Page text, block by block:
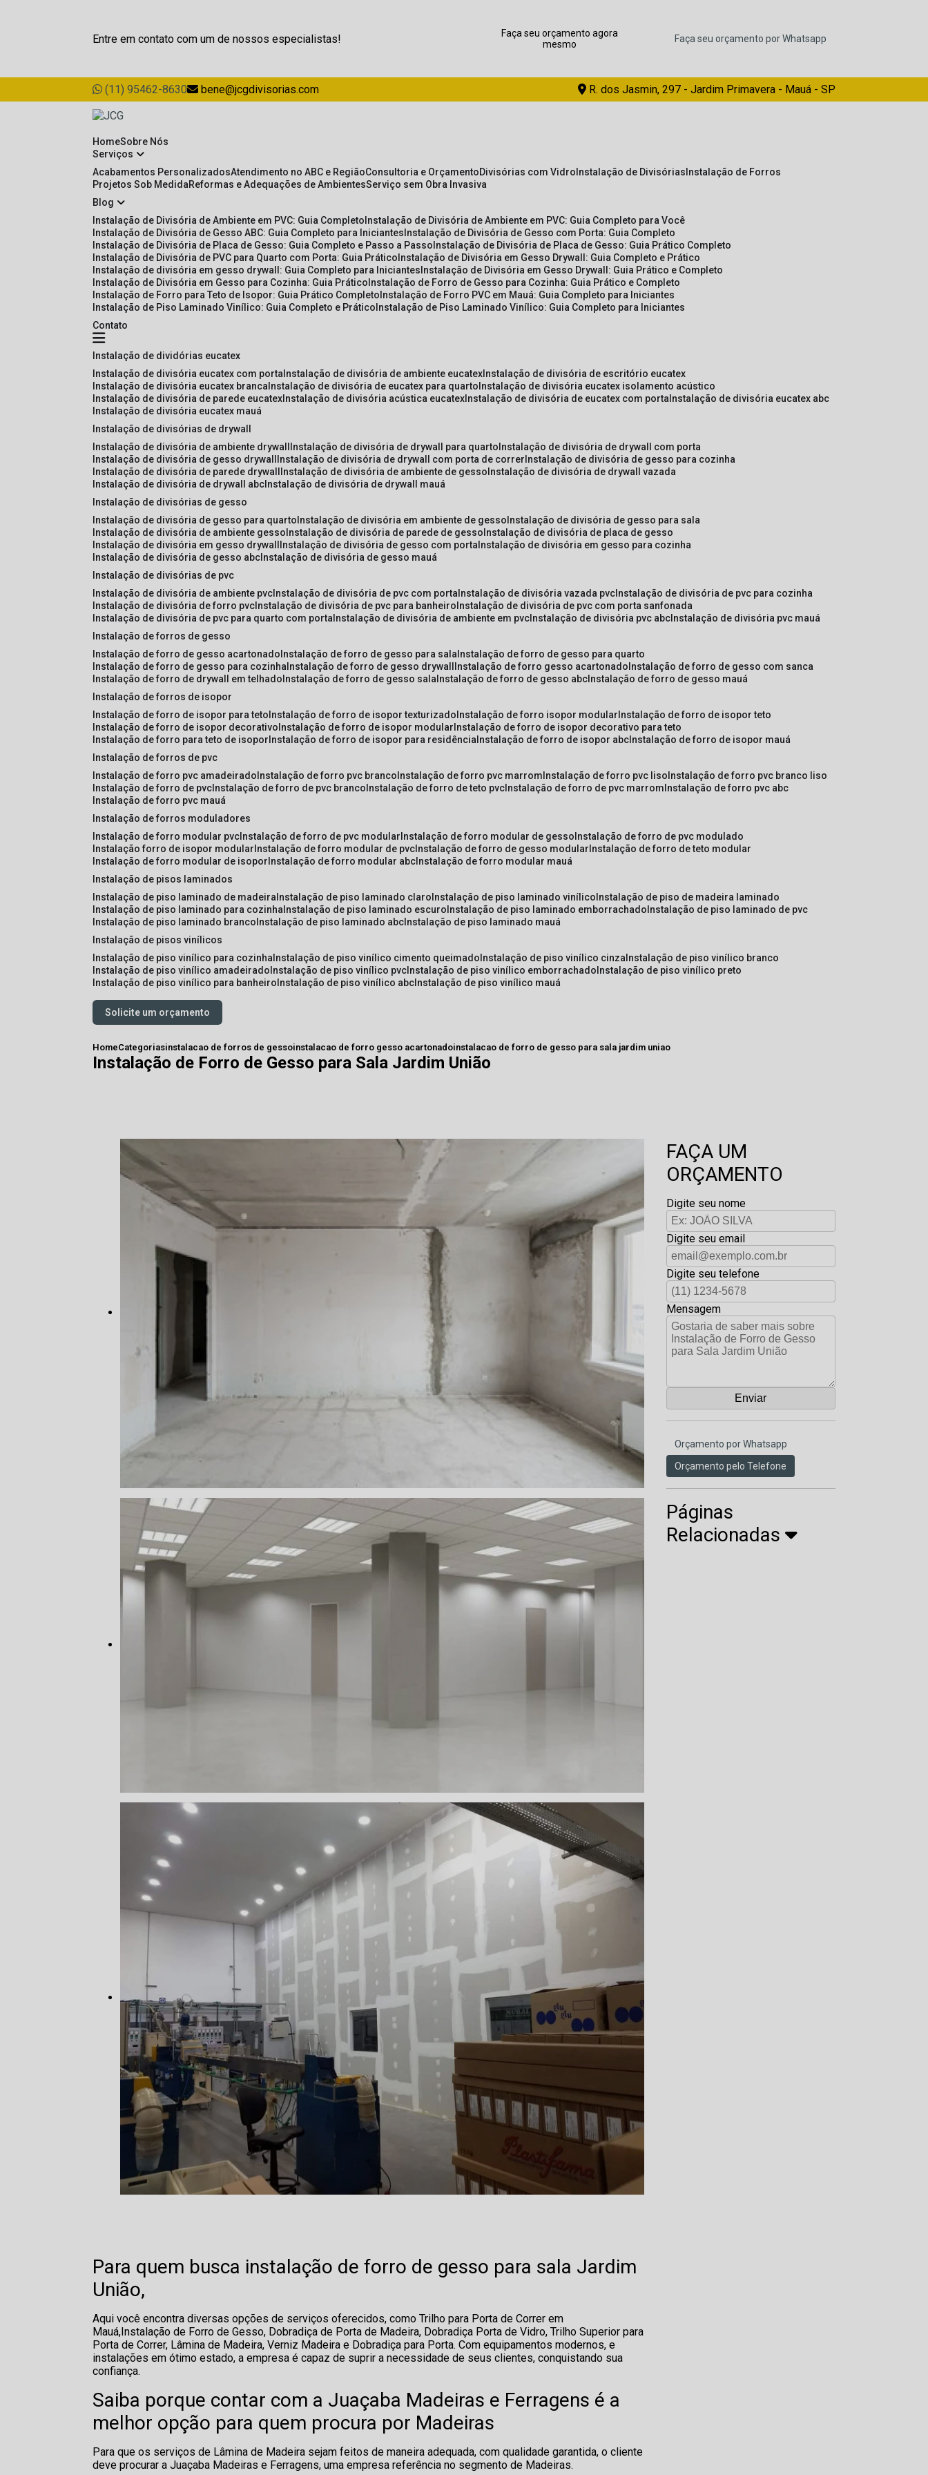
Entre em contato com um de nossos especialistas!
Faça seu orçamento agora
mesmo
Faça seu orçamento por Whatsapp
(11) 95462-8630 bene@jcgdivisorias.com R. dos Jasmin, 297 - Jardim Primavera - Mauá - SP
Home Sobre Nós
Serviços
Acabamentos Personalizados Atendimento no ABC e Região Consultoria e Orçamento Divisórias com Vidro Instalação de Divisórias Instalação de Forros
Projetos Sob Medida
Reformas e Adequações de Ambientes Serviço sem Obra Invasiva
Blog
Instalação de Divisória de Ambiente em PVC: Guia Completo Instalação de Divisória de Ambiente em PVC: Guia Completo para Você
Instalação de Divisória de Gesso ABC: Guia Completo para Iniciantes Instalação de Divisória de Gesso com Porta: Guia Completo
Instalação de Divisória de Placa de Gesso: Guia Completo e Passo a Passo Instalação de Divisória de Placa de Gesso: Guia Prático Completo
Instalação de Divisória de PVC para Quarto com Porta: Guia Prático Instalação de Divisória em Gesso Drywall: Guia Completo e Prático
Instalação de divisória em gesso drywall: Guia Completo para Iniciantes Instalação de Divisória em Gesso Drywall: Guia Prático e Completo
Instalação de Divisória em Gesso para Cozinha: Guia Prático Instalação de Forro de Gesso para Cozinha: Guia Prático e Completo
Instalação de Forro para Teto de Isopor: Guia Prático Completo Instalação de Forro PVC em Mauá: Guia Completo para Iniciantes
Instalação de Piso Laminado Vinílico: Guia Completo e Prático Instalação de Piso Laminado Vinílico: Guia Completo para Iniciantes
Contato
instalação de dividórias eucatex
instalação de divisória eucatex com porta instalação de divisória de ambiente eucatex instalação de divisória de escritório eucatex
instalação de divisória eucatex branca instalação de divisória de eucatex para quarto instalação de divisória eucatex isolamento acústico
instalação de divisória de parede eucatex instalação de divisória acústica eucatex instalação de divisória de eucatex com porta instalação de divisória eucatex abc
instalação de divisória eucatex mauá
instalação de divisórias de drywall
instalação de divisória de ambiente drywall
instalação de divisória de drywall para quarto instalação de divisória de drywall com porta
instalação de divisória de gesso drywall
instalação de divisória de drywall com porta de correr instalação de divisória de gesso para cozinha
instalação de divisória de parede drywall
instalação de divisória de ambiente de gesso instalação de divisória de drywall vazada
instalação de divisória de drywall abc instalação de divisória de drywall mauá
instalação de divisórias de gesso
instalação de divisória de gesso para quarto instalação de divisória em ambiente de gesso instalação de divisória de gesso para sala
instalação de divisória de ambiente gesso instalação de divisória de parede de gesso instalação de divisória de placa de gesso
instalação de divisória em gesso drywall
instalação de divisória de gesso com porta instalação de divisória em gesso para cozinha
instalação de divisória de gesso abc instalação de divisória de gesso mauá
instalação de divisórias de pvc
instalação de divisória de ambiente pvc instalação de divisória de pvc com porta instalação de divisória vazada pvc instalação de divisória de pvc para cozinha
instalação de divisória de forro pvc instalação de divisória de pvc para banheiro instalação de divisória de pvc com porta sanfonada
instalação de divisória de pvc para quarto com porta instalação de divisória de ambiente em pvc instalação de divisória pvc abc instalação de divisória pvc mauá
instalação de forros de gesso
instalação de forro de gesso acartonado instalação de forro de gesso para sala instalação de forro de gesso para quarto
instalação de forro de gesso para cozinha instalação de forro de gesso drywall instalação de forro gesso acartonado instalação de forro de gesso com sanca
instalação de forro de drywall em telhado instalação de forro de gesso sala instalação de forro de gesso abc instalação de forro de gesso mauá
instalação de forros de isopor
instalação de forro de isopor para teto instalação de forro de isopor texturizado instalação de forro isopor modular instalação de forro de isopor teto
instalação de forro de isopor decorativo instalação de forro de isopor modular instalação de forro de isopor decorativo para teto
instalação de forro para teto de isopor instalação de forro de isopor para residência instalação de forro de isopor abc instalação de forro de isopor mauá
instalação de forros de pvc
instalação de forro pvc amadeirado instalação de forro pvc branco instalação de forro pvc marrom instalação de forro pvc liso instalação de forro pvc branco liso
instalação de forro de pvc instalação de forro de pvc branco instalação de forro de teto pvc instalação de forro de pvc marrom instalação de forro pvc abc
instalação de forro pvc mauá
instalação de forros moduladores
instalação de forro modular pvc instalação de forro de pvc modular instalação de forro modular de gesso instalação de forro de pvc modulado
instalação forro de isopor modular instalação de forro modular de pvc instalação de forro de gesso modular instalação de forro de teto modular
instalação de forro modular de isopor instalação de forro modular abc instalação de forro modular mauá
instalação de pisos laminados
instalação de piso laminado de madeira instalação de piso laminado claro instalação de piso laminado vinílico instalação de piso de madeira laminado
instalação de piso laminado para cozinha instalação de piso laminado escuro instalação de piso laminado emborrachado instalação de piso laminado de pvc
instalação de piso laminado branco instalação de piso laminado abc instalação de piso laminado mauá
instalação de pisos vinílicos
instalação de piso vinílico para cozinha instalação de piso vinílico cimento queimado instalação de piso vinílico cinza instalação de piso vinílico branco
instalação de piso vinílico amadeirado instalação de piso vinílico pvc instalação de piso vinílico emborrachado instalação de piso vinílico preto
instalação de piso vinílico para banheiro instalação de piso vinílico abc instalação de piso vinílico mauá
Solicite um orçamento
HomeCategoriasinstalacao de forros de gessoinstalacao de forro gesso acartonadoinstalacao de forro de gesso para sala jardim uniao
Instalação de Forro de Gesso para Sala Jardim União
Para quem busca instalação de forro de gesso para sala Jardim
União,
Aqui você encontra diversas opções de serviços oferecidos, como Trilho para Porta de Correr em
Mauá,Instalação de Forro de Gesso, Dobradiça de Porta de Madeira, Dobradiça Porta de Vidro, Trilho Superior para
Porta de Correr, Lâmina de Madeira, Verniz Madeira e Dobradiça para Porta. Com equipamentos modernos, e
instalações em ótimo estado, a empresa é capaz de suprir a necessidade de seus clientes, conquistando sua
confiança.
Saiba porque contar com a Juaçaba Madeiras e Ferragens é a
melhor opção para quem procura por Madeiras
Para que os serviços de Lâmina de Madeira sejam feitos de maneira adequada, com qualidade garantida, o cliente
deve procurar a Juaçaba Madeiras e Ferragens, uma empresa referência no segmento de Madeiras.
FAÇA UM
ORÇAMENTO
Digite seu nome
Digite seu email
Digite seu telefone
Mensagem
Orçamento por Whatsapp
Orçamento pelo Telefone
Páginas
Relacionadas